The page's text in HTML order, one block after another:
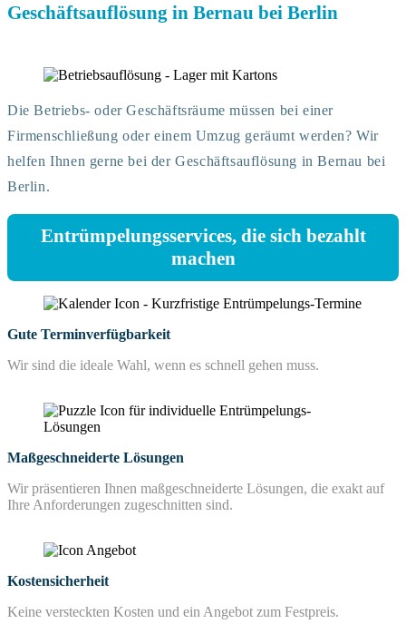
Geschäftsauflösung in Bernau bei Berlin
Die Betriebs- oder Geschäftsräume müssen bei einer
Firmenschließung oder einem Umzug geräumt werden? Wir
helfen Ihnen gerne bei der Geschäftsauflösung in Bernau bei
Berlin.
Entrümpelungsservices, die sich bezahlt
machen
Gute Terminverfügbarkeit
Wir sind die ideale Wahl, wenn es schnell gehen muss.
Maßgeschneiderte Lösungen
Wir präsentieren Ihnen maßgeschneiderte Lösungen, die exakt auf
Ihre Anforderungen zugeschnitten sind.
Kostensicherheit
Keine versteckten Kosten und ein Angebot zum Festpreis.